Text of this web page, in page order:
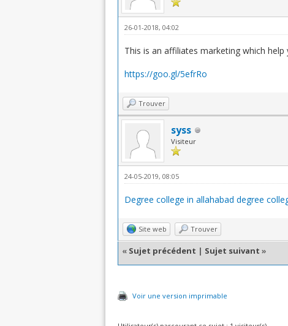
26-01-2018, 04:02
This is an affiliates marketing which
https://goo.gl/5efrRo
Trouver
syss
Visiteur
24-05-2019, 08:05
Degree college in allahabad degree
Site web Trouver
« Sujet précédent | Sujet suivant »
Voir une version imprimable